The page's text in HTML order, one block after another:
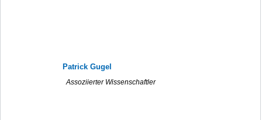
Patrick Gugel
Assoziierter Wissenschaftler